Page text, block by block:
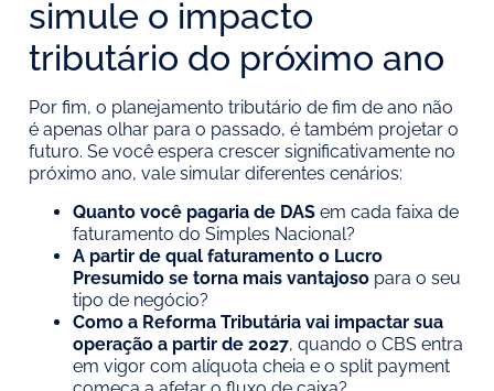
simule o impacto
tributário do próximo ano
Por fim, o planejamento tributário de fim de ano não
é apenas olhar para o passado, é também projetar o
futuro. Se você espera crescer significativamente no
próximo ano, vale simular diferentes cenários:
Quanto você pagaria de DAS em cada faixa de
faturamento do Simples Nacional?
A partir de qual faturamento o Lucro
Presumido se torna mais vantajoso para o seu
tipo de negócio?
Como a Reforma Tributária vai impactar sua
operação a partir de 2027, quando o CBS entra
em vigor com alíquota cheia e o split payment